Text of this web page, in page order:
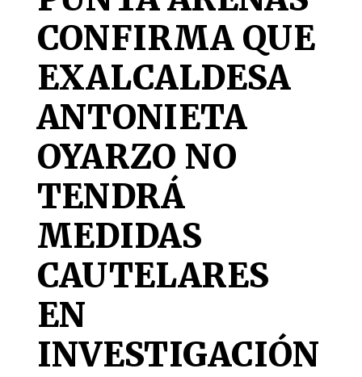
CONFIRMA QUE
EXALCALDESA
ANTONIETA
OYARZO NO
TENDRÁ
MEDIDAS
CAUTELARES
EN
INVESTIGACIÓN